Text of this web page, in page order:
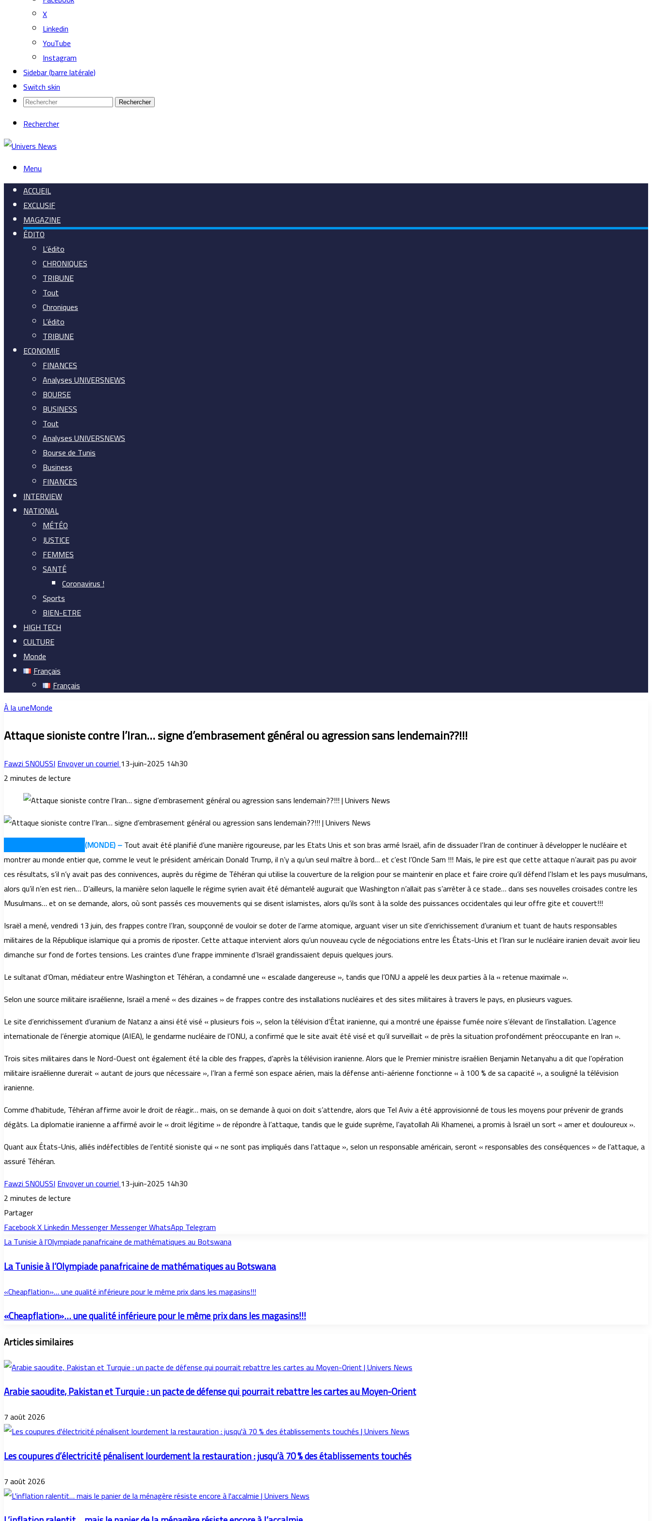
X
Linkedin
YouTube
Instagram
Sidebar (barre latérale)
Switch skin
Rechercher
Rechercher
Menu
ACCUEIL
EXCLUSIF
MAGAZINE
ÉDITO
L’édito
CHRONIQUES
TRIBUNE
Tout
Chroniques
L’édito
TRIBUNE
ECONOMIE
FINANCES
Analyses UNIVERSNEWS
BOURSE
BUSINESS
Tout
Analyses UNIVERSNEWS
Bourse de Tunis
Business
FINANCES
INTERVIEW
NATIONAL
MÉTÉO
JUSTICE
FEMMES
SANTÉ
Coronavirus !
Sports
BIEN-ETRE
HIGH TECH
CULTURE
Monde
Français
Français
À la uneMonde
Attaque sioniste contre l’Iran… signe d’embrasement général ou agression sans lendemain??!!!
Fawzi SNOUSSIEnvoyer un courriel13-juin-2025 14h30
2 minutes de lecture
(MONDE) –Tout avait été planifié d’une manière rigoureuse, par les Etats Unis et son bras armé Israël, afin de dissuader l’Iran de continuer à développer le nucléaire et
montrer au monde entier que, comme le veut le président américain Donald Trump, il n’y a qu’un seul maître à bord… et c’est l’Oncle Sam !!! Mais, le pire est que cette attaque n’aurait pas pu avoir
ces résultats, s’il n’y avait pas des connivences, auprès du régime de Téhéran qui utilise la couverture de la religion pour se maintenir en place et faire croire qu’il défend l’Islam et les pays musulmans,
alors qu’il n’en est rien… D’ailleurs, la manière selon laquelle le régime syrien avait été démantelé augurait que Washington n’allait pas s’arrêter à ce stade… dans ses nouvelles croisades contre les
Musulmans… et on se demande, alors, où sont passés ces mouvements qui se disent islamistes, alors qu’ils sont à la solde des puissances occidentales qui leur offre gite et couvert!!!
Israël a mené, vendredi 13 juin, des frappes contre l’Iran, soupçonné de vouloir se doter de l’arme atomique, arguant viser un site d’enrichissement d’uranium et tuant de hauts responsables
militaires de la République islamique qui a promis de riposter. Cette attaque intervient alors qu’un nouveau cycle de négociations entre les États-Unis et l’Iran sur le nucléaire iranien devait avoir lieu
dimanche sur fond de fortes tensions. Les craintes d’une frappe imminente d’Israël grandissaient depuis quelques jours.
Le sultanat d’Oman, médiateur entre Washington et Téhéran, a condamné une « escalade dangereuse », tandis que l’ONU a appelé les deux parties à la « retenue maximale ».
Selon une source militaire israélienne, Israël a mené « des dizaines » de frappes contre des installations nucléaires et des sites militaires à travers le pays, en plusieurs vagues.
Le site d’enrichissement d’uranium de Natanz a ainsi été visé « plusieurs fois », selon la télévision d’État iranienne, qui a montré une épaisse fumée noire s’élevant de l’installation. L’agence
internationale de l’énergie atomique (AIEA), le gendarme nucléaire de l’ONU, a confirmé que le site avait été visé et qu’il surveillait « de près la situation profondément préoccupante en Iran ».
Trois sites militaires dans le Nord-Ouest ont également été la cible des frappes, d’après la télévision iranienne. Alors que le Premier ministre israélien Benjamin Netanyahu a dit que l’opération
militaire israélienne durerait « autant de jours que nécessaire », l’Iran a fermé son espace aérien, mais la défense anti-aérienne fonctionne « à 100 % de sa capacité », a souligné la télévision
iranienne.
Comme d’habitude, Téhéran affirme avoir le droit de réagir… mais, on se demande à quoi on doit s’attendre, alors que Tel Aviv a été approvisionné de tous les moyens pour prévenir de grands
dégâts. La diplomatie iranienne a affirmé avoir le « droit légitime » de répondre à l’attaque, tandis que le guide suprême, l’ayatollah Ali Khamenei, a promis à Israël un sort « amer et douloureux ».
Quant aux États-Unis, alliés indéfectibles de l’entité sioniste qui « ne sont pas impliqués dans l’attaque », selon un responsable américain, seront « responsables des conséquences » de l’attaque, a
assuré Téhéran.
Fawzi SNOUSSIEnvoyer un courriel13-juin-2025 14h30
2 minutes de lecture
Partager
FacebookXLinkedinMessengerMessengerWhatsAppTelegram
La Tunisie à l’Olympiade panafricaine de mathématiques au Botswana
La Tunisie à l’Olympiade panafricaine de mathématiques au Botswana
«Cheapflation»… une qualité inférieure pour le même prix dans les magasins!!!
«Cheapflation»… une qualité inférieure pour le même prix dans les magasins!!!
Articles similaires
Arabie saoudite, Pakistan et Turquie : un pacte de défense qui pourrait rebattre les cartes au Moyen-Orient
7 août 2026
Les coupures d’électricité pénalisent lourdement la restauration : jusqu’à 70 % des établissements touchés
7 août 2026